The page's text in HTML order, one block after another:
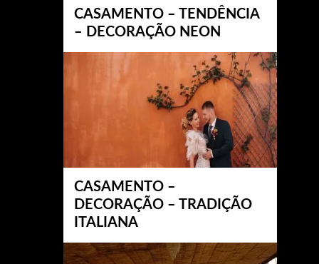
CASAMENTO – TENDÊNCIA
– DECORAÇÃO NEON
CASAMENTO –
DECORAÇÃO – TRADIÇÃO
ITALIANA